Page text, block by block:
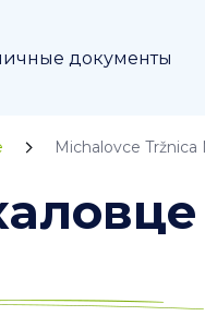
документы
Michalovce